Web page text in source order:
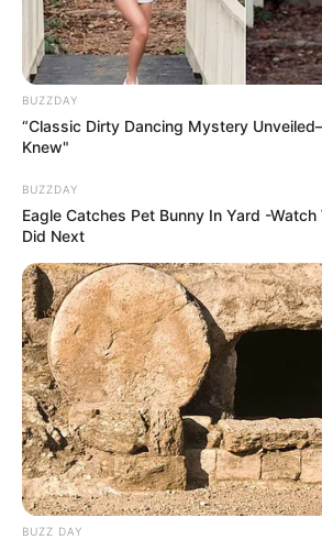
BUZZDAY
“Classic Dirty Dancing Mystery
Knew"
BUZZDAY
Eagle Catches Pet Bunny In Yard -
Did Next
BUZZ DAY